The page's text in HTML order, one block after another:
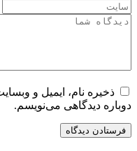
ذخیره نام، ایمیل و
دوباره دیدگاهی می‌نویسم.